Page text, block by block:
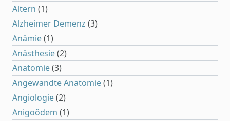
Altern (1)
Alzheimer Demenz (3)
Anämie(1)
Anästhesie(2)
Anatomie(3)
Angewandte Anatomie(1)
Angiologie(2)
Anigoödem (1)